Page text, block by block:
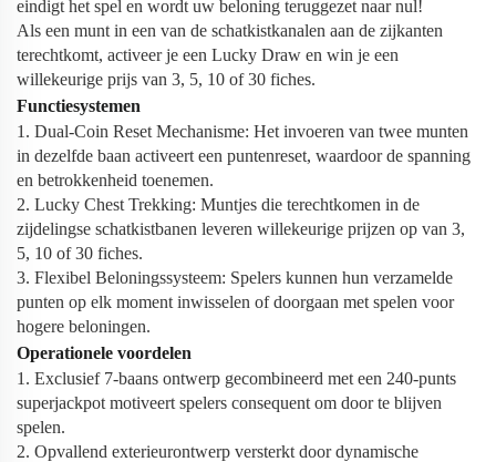
eindigt het spel en wordt uw beloning teruggezet naar nul!
Als een munt in een van de schatkistkanalen aan de zijkanten
terechtkomt, activeer je een Lucky Draw en win je een
willekeurige prijs van 3, 5, 10 of 30 fiches.
Functiesystemen
1. Dual-Coin Reset Mechanisme: Het invoeren van twee munten
in dezelfde baan activeert een puntenreset, waardoor de spanning
en betrokkenheid toenemen.
2. Lucky Chest Trekking: Muntjes die terechtkomen in de
zijdelingse schatkistbanen leveren willekeurige prijzen op van 3,
5, 10 of 30 fiches.
3. Flexibel Beloningssysteem: Spelers kunnen hun verzamelde
punten op elk moment inwisselen of doorgaan met spelen voor
hogere beloningen.
Operationele voordelen
1. Exclusief 7-baans ontwerp gecombineerd met een 240-punts
superjackpot motiveert spelers consequent om door te blijven
spelen.
2. Opvallend exterieurontwerp versterkt door dynamische